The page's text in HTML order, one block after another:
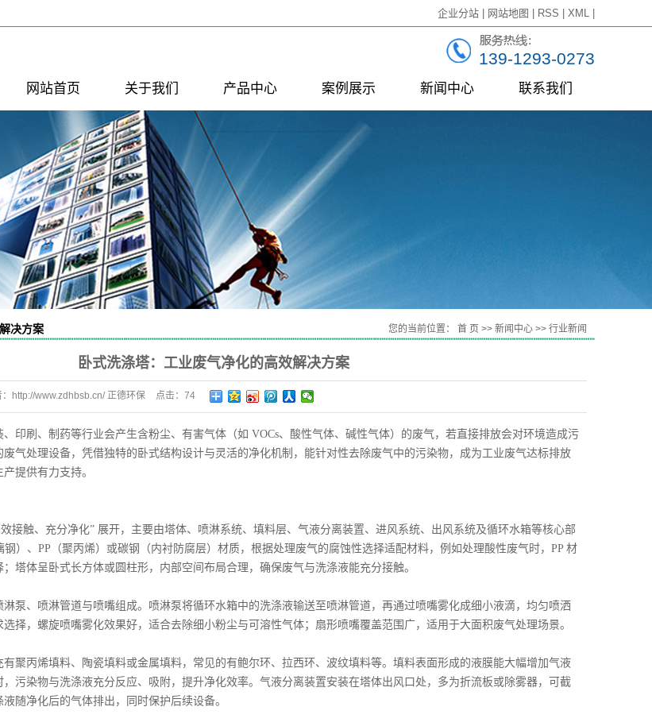
企业分站 网站地图 RSS XML
139-1293-0273
网站首页
关于我们
公司简介
联系我们
产品中心
PP喷淋塔
PP酸洗槽
活性炭吸附箱
PP风管
PP风管弯头
PP填料
PP风阀
风机进出口软连
水喷射真空机组
旋流塔
冷凝器
案例展示
一级案例
新闻中心
公司新闻
联系我们
决方案 您的当前位置： 首 页 >> 新闻中心 >> 行业新闻
卧式洗涤塔：工业废气净化的高效解决方案
http://www.zdhbsb.cn/ 正德环保 点击： 74
印刷、制药等行业会产生含粉尘、有害气体（如 VOCs、酸性气体、碱性气体）的废气，若直接排放会对环境造成污
废气处理设备，凭借独特的卧式结构设计与灵活的净化机制，能针对性去除废气中的污染物，成为工业废气达标排放
提供有力支持。
接触、充分净化” 展开，主要由塔体、喷淋系统、填料层、气液分离装置、进风系统、出风系统及循环水箱等核心部
）、PP（聚丙烯）或碳钢（内衬防腐层）材质，根据处理废气的腐蚀性选择适配材料，例如处理酸性废气时，PP 材
塔体呈卧式长方体或圆柱形，内部空间布局合理，确保废气与洗涤液能充分接触。
泵、喷淋管道与喷嘴组成。喷淋泵将循环水箱中的洗涤液输送至喷淋管道，再通过喷嘴雾化成细小液滴，均匀喷洒
择，螺旋喷嘴雾化效果好，适合去除细小粉尘与可溶性气体；扇形喷嘴覆盖范围广，适用于大面积废气处理场景。
聚丙烯填料、陶瓷填料或金属填料，常见的有鲍尔环、拉西环、波纹填料等。填料表面形成的液膜能大幅增加气液
污染物与洗涤液充分反应、吸附，提升净化效率。气液分离装置安装在塔体出风口处，多为折流板或除雾器，可截
随净化后的气体排出，同时保护后续设备。